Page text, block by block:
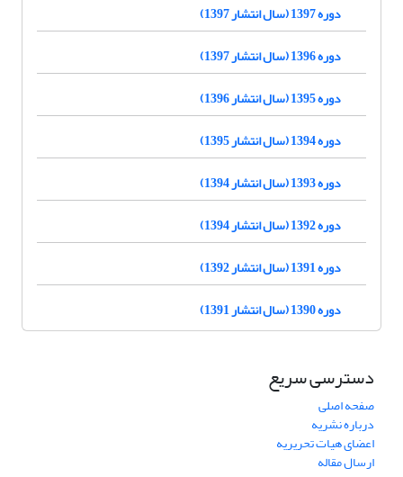
دوره 1397 (سال انتشار 1397)
دوره 1396 (سال انتشار 1397)
دوره 1395 (سال انتشار 1396)
دوره 1394 (سال انتشار 1395)
دوره 1393 (سال انتشار 1394)
دوره 1392 (سال انتشار 1394)
دوره 1391 (سال انتشار 1392)
دوره 1390 (سال انتشار 1391)
دسترسی سریع
صفحه اصلی
درباره نشریه
اعضای هیات تحریریه
ارسال مقاله